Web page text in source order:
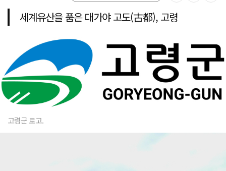
세계유산을 품은 대가야 고도(古都), 고령
고령군 로고.